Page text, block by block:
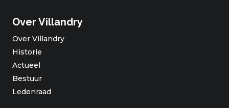
Over Villandry
Over Villandry
Historie
Actueel
Bestuur
Ledenraad